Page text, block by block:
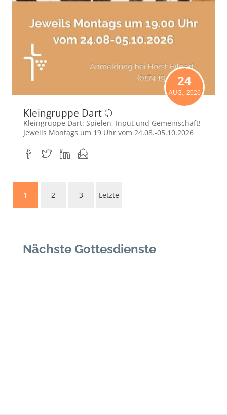
24
AUG., 2026
Kleingruppe Dart
Kleingruppe Dart: Spielen, Input und Gemeinschaft!
Jeweils Montags um 19 Uhr vom 24.08.-05.10.2026
1 2 3 Letzte
Nächste Gottesdienste